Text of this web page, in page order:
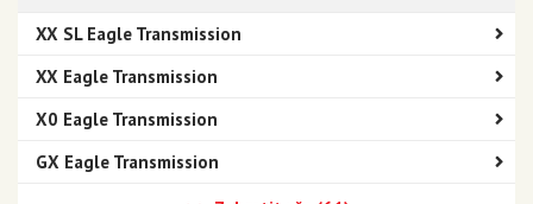
XX SL Eagle Transmission
XX Eagle Transmission
X0 Eagle Transmission
GX Eagle Transmission